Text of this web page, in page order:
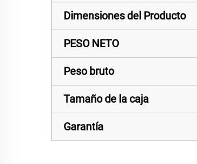
Dimensiones del Producto
PESO NETO
Peso bruto
Tamaño de la caja
Garantía